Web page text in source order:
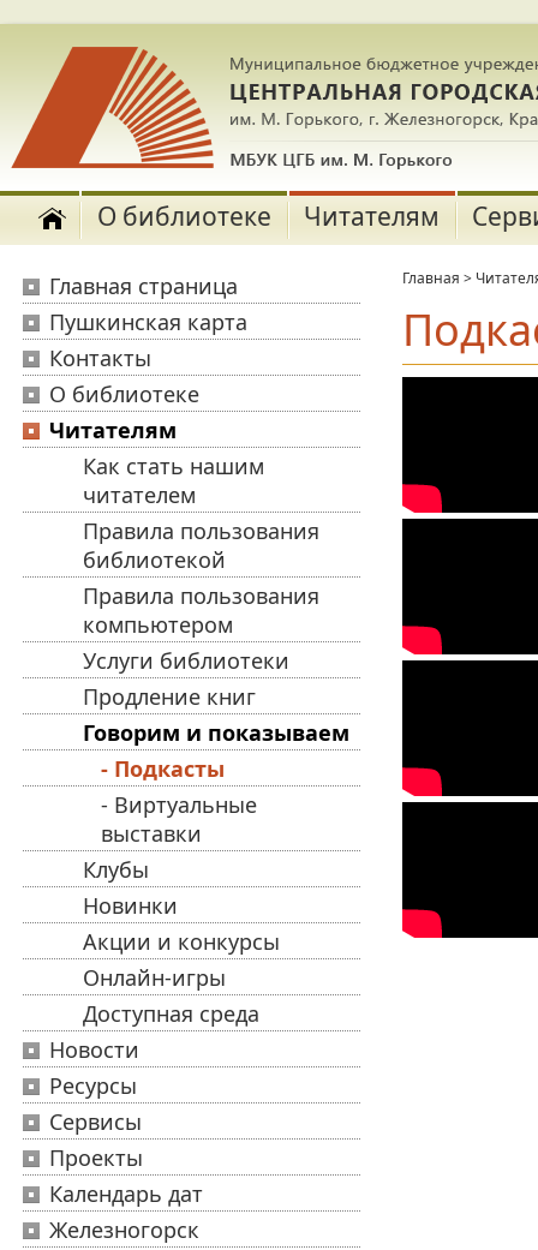
О библиотеке Читателям
Главная страница
Пушкинская карта
Контакты
О библиотеке
Читателям
Как стать нашим
читателем
Правила пользования
библиотекой
Правила пользования
компьютером
Услуги библиотеки
Продление книг
Говорим и показываем
- Подкасты
- Виртуальные
выставки
Клубы
Новинки
Акции и конкурсы
Онлайн-игры
Доступная среда
Новости
Ресурсы
Сервисы
Проекты
Календарь дат
Железногорск
Главная >